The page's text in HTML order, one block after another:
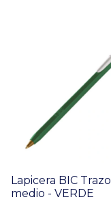
Lapicera BIC Trazo
medio - VERDE